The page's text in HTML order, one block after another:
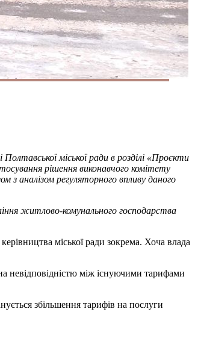
міської ради в розділі «Проєкти
рішення виконавчого комітету
аналізом регуляторного впливу даного
житлово-комунального господарства
міської ради зокрема. Хоча влада
невідповідністю між існуючими тарифами
збільшення тарифів на послуги